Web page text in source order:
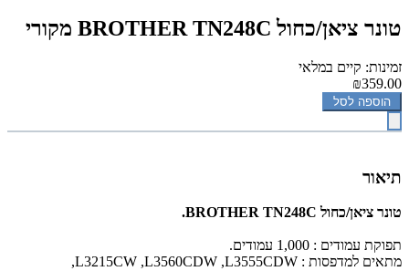
טונר ציאן/כחול BROTHER TN248C מקורי
זמינות: קיים במלאי
₪359.00
הוספה לסל
תיאור
טונר ציאן/כחול BROTHER TN248C.
תפוקת עמודים : 1,000 עמודים.
מתאים למדפסות : L3555CDW
,
,L3560CDW
,L3215CW